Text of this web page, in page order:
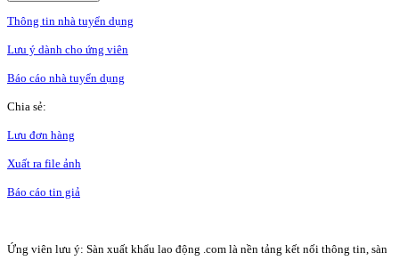
Thông tin nhà tuyển dụng
Lưu ý dành cho ứng viên
Báo cáo nhà tuyển dụng
Chia sẻ:
Lưu đơn hàng
Xuất ra file ảnh
Báo cáo tin giả
Ứng viên lưu ý: Sàn xuất khẩu lao động .com là nền tảng kết nối thông tin, sàn